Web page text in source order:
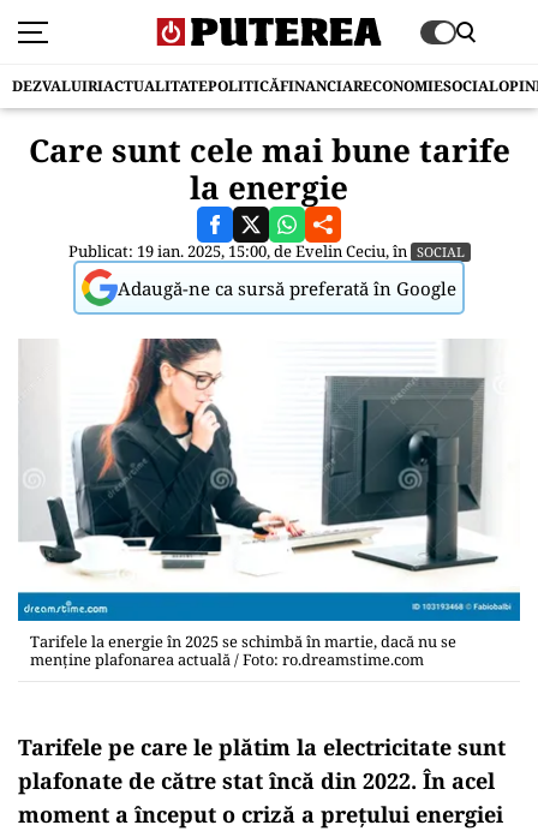
DEZVALUIRIACTUALITATEPOLITICĂFINANCIARECONOMIESOCIAL
Care sunt cele mai bune tarife
la energie
Publicat: 19 ian. 2025, 15:00, deEvelin Ceciu, în SOCIAL
Adaugă-ne ca sursă preferată în Google
Tarifele la energie în 2025 se schimbă în martie, dacă nu se
menține plafonarea actuală / Foto: ro.dreamstime.com
Tarifele pe care le plătim la electricitate sunt
plafonate de către stat încă din 2022. În acel
moment a început o criză a prețului energiei